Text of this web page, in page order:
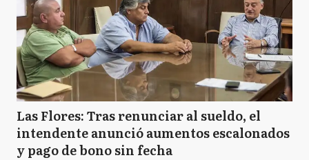
Las Flores: Tras renunciar al sueldo, el
intendente anunció aumentos escalonados
y pago de bono sin fecha